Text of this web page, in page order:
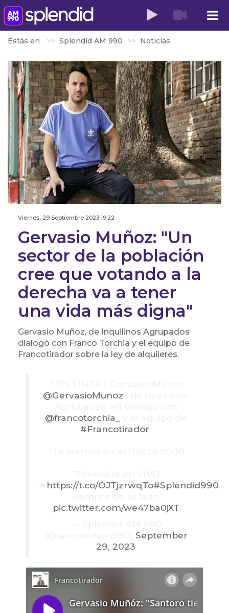
Estás en Splendid AM 990 Noticias
Viernes, 29 Septiembre 2023 19:22
Gervasio Muñoz: "Un
sector de la población
cree que votando a la
derecha va a tener
una vida más digna"
Gervasio Muñoz, de Inquilinos Agrupados
dialogó con Franco Torchia y el equipo de
Francotirador sobre la ley de alquileres.
@GervasioMunoz
@francotorchia_
#Francotirador
https://t.co/OJTjzrwqTo#Splendid990
pic.twitter.com/we47ba0jXT
September
29, 2023